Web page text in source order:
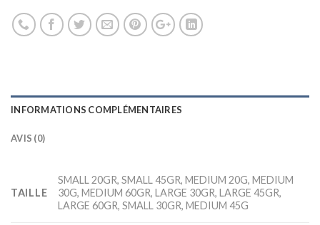
INFORMATIONS COMPLÉMENTAIRES
AVIS (0)
TAILLE
SMALL 20GR, SMALL 45GR, MEDIUM 20G, MEDIUM
30G, MEDIUM 60GR, LARGE 30GR, LARGE 45GR,
LARGE 60GR, SMALL 30GR, MEDIUM 45G